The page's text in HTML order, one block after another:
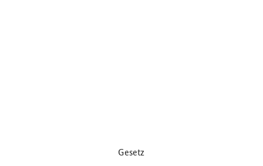
Gesetz